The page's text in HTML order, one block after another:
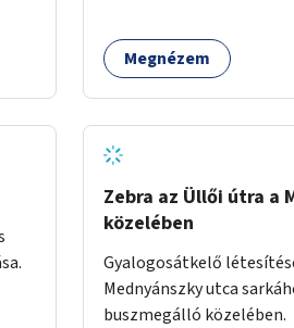
Megnézem
Zebra az Üllői útra a
közelében
Gyalogosátkelő
Mednyánszky utca
buszmegálló közelében.